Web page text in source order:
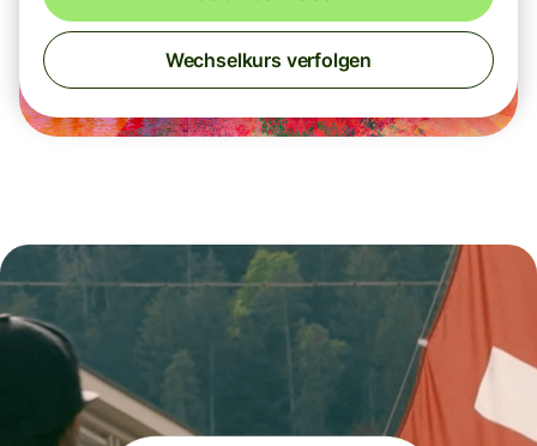
Wechselkurs verfolgen